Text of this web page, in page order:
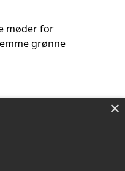
møder for
grønne
×